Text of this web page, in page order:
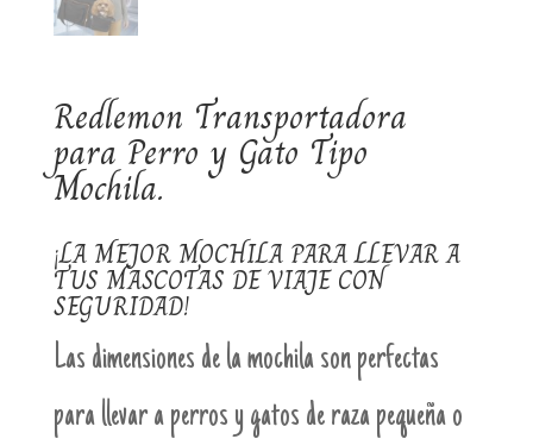
Redlemon Transportadora
para Perro y Gato Tipo
Mochila.
¡LA MEJOR MOCHILA PARA LLEVAR A
TUS MASCOTAS DE VIAJE CON
SEGURIDAD!
Las dimensiones de la mochila son perfectas
para llevar a perros y gatos de raza pequeña o